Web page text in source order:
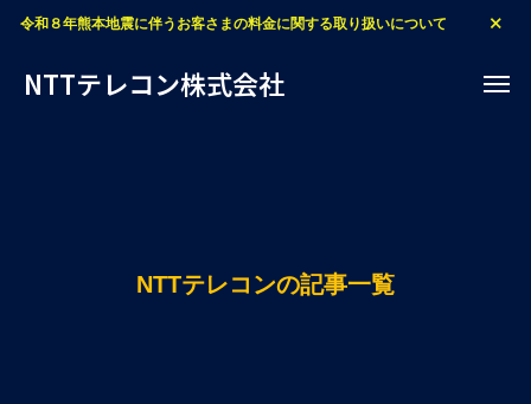
令和８年熊本地震に伴うお客さまの料金に関する取り扱いについて
NTTテレコン株式会社
NTTテレコンの記事一覧